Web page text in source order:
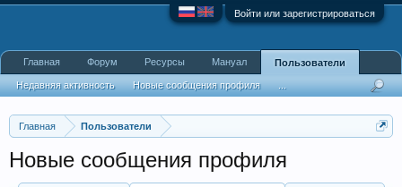
Войти или зарегистрироваться
Главная Пользователи
Новые сообщения профиля
Главная Форум Ресурсы Мануал Пользователи
Недавняя активность Новые сообщения профиля